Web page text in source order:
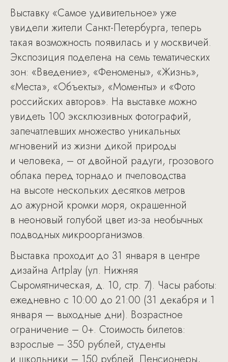
Выставку «Самое удивительное» уже
увидели жители Санкт-Петербурга, теперь
такая возможность появилась и у москвичей.
Экспозиция поделена на семь тематических
зон: «Введение», «Феномены», «Жизнь»,
«Места», «Объекты», «Моменты» и «Фото
российских авторов». На выставке можно
увидеть 100 эксклюзивных фотографий,
запечатлевших множество уникальных
мгновений из жизни дикой природы
и человека, – от двойной радуги, грозового
облака перед торнадо и пчеловодства
на высоте нескольких десятков метров
до ажурной кромки моря, окрашенной
в неоновый голубой цвет из-за необычных
подводных микроорганизмов.
Выставка проходит до 31 января в центре
дизайна Artplay (ул. Нижняя
Сыромятническая, д. 10, стр. 7). Часы работы:
ежедневно с 10:00 до 21:00 (31 декабря и 1
января — выходные дни). Возрастное
ограничение – 0+. Стоимость билетов:
взрослые – 350 рублей, студенты